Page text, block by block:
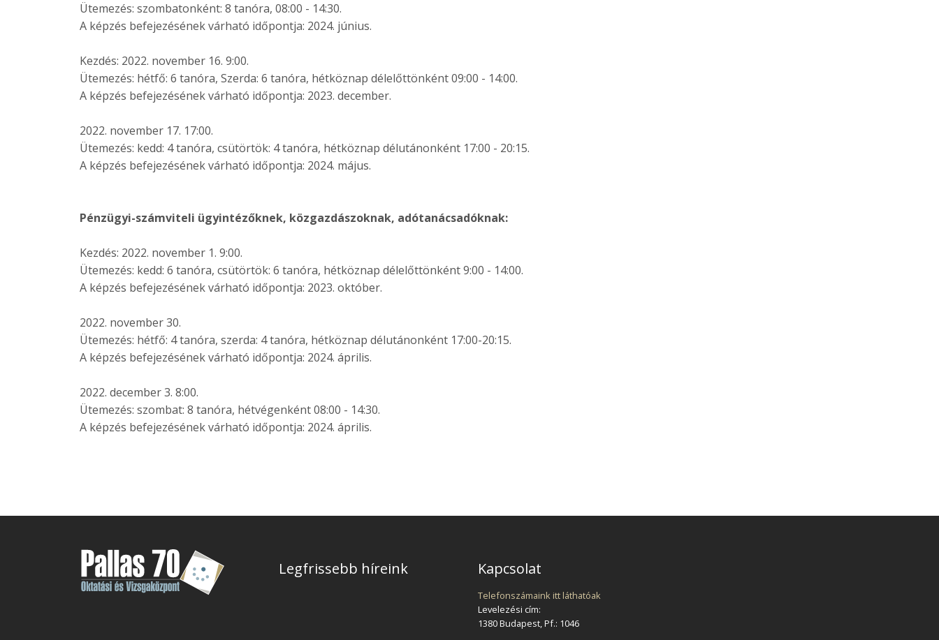
Ütemezés: szombatonként: 8 tanóra, 08:00 - 14:30.
A képzés befejezésének várható időpontja: 2024. június.
Kezdés: 2022. november 16. 9:00.
Ütemezés: hétfő: 6 tanóra, Szerda: 6 tanóra, hétköznap délelőttönként 09:00 - 14:00.
A képzés befejezésének várható időpontja: 2023. december.
2022. november 17. 17:00.
Ütemezés: kedd: 4 tanóra, csütörtök: 4 tanóra, hétköznap délutánonként 17:00 - 20:15.
A képzés befejezésének várható időpontja: 2024. május.
Pénzügyi-számviteli ügyintézőknek, közgazdászoknak, adótanácsadóknak:
Kezdés: 2022. november 1. 9:00.
Ütemezés: kedd: 6 tanóra, csütörtök: 6 tanóra, hétköznap délelőttönként 9:00 - 14:00.
A képzés befejezésének várható időpontja: 2023. október.
2022. november 30.
Ütemezés: hétfő: 4 tanóra, szerda: 4 tanóra, hétköznap délutánonként 17:00-20:15.
A képzés befejezésének várható időpontja: 2024. április.
2022. december 3. 8:00.
Ütemezés: szombat: 8 tanóra, hétvégenként 08:00 - 14:30.
A képzés befejezésének várható időpontja: 2024. április.
Legfrissebb híreink Kapcsolat
Telefonszámaink itt láthatóak
Levelezési cím:
1380 Budapest, Pf.: 1046